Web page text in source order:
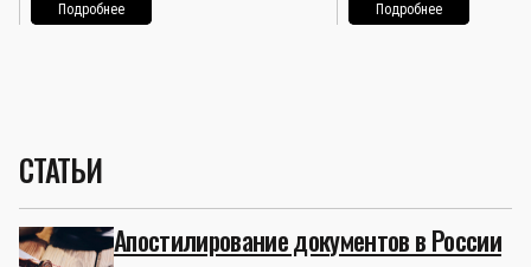
Подробнее Подробнее
СТАТЬИ
Апостилирование документов в России